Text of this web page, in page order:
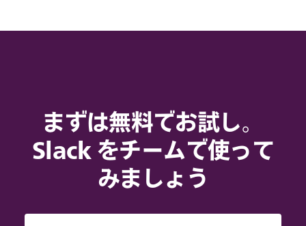
まずは無料でお試し。
Slack をチームで使って
みましょう